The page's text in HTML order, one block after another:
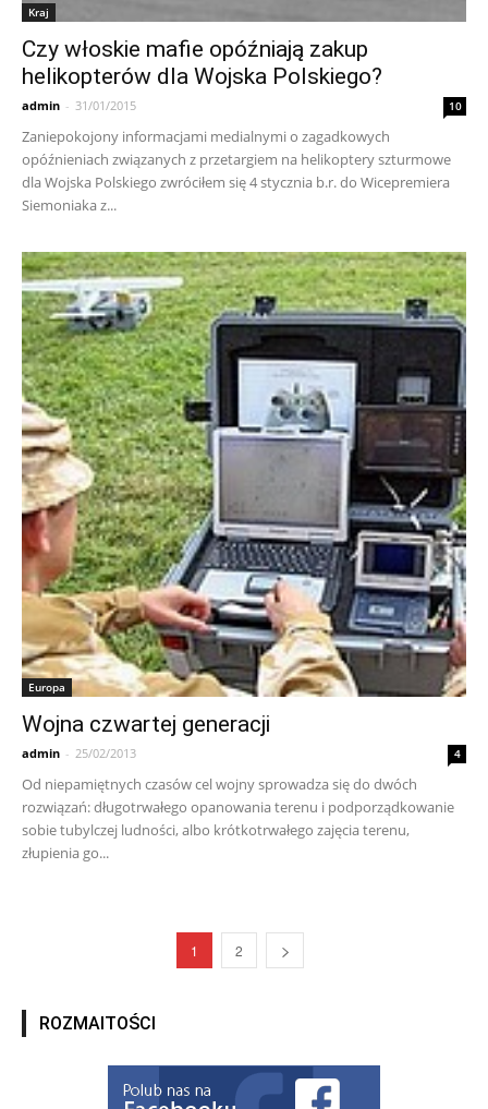
Kraj
Czy włoskie mafie opóźniają zakup
helikopterów dla Wojska Polskiego?
admin - 31/01/2015 10
Zaniepokojony informacjami medialnymi o zagadkowych
opóźnieniach związanych z przetargiem na helikoptery szturmowe
dla Wojska Polskiego zwróciłem się 4 stycznia b.r. do Wicepremiera
Siemoniaka z...
Europa
Wojna czwartej generacji
admin - 25/02/2013 4
Od niepamiętnych czasów cel wojny sprowadza się do dwóch
rozwiązań: długotrwałego opanowania terenu i podporządkowanie
sobie tubylczej ludności, albo krótkotrwałego zajęcia terenu,
złupienia go...
1 2
ROZMAITOŚCI